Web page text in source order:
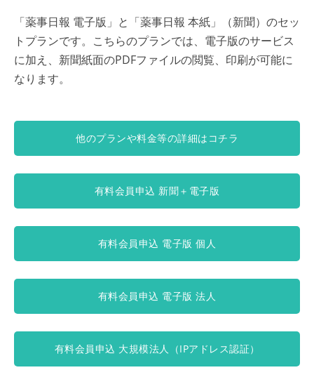
「薬事日報 電子版」と「薬事日報 本紙」（新聞）のセッ
トプランです。こちらのプランでは、電子版のサービス
に加え、新聞紙面のPDFファイルの閲覧、印刷が可能に
なります。
他のプランや料金等の詳細はコチラ
有料会員申込 新聞＋電子版
有料会員申込 電子版 個人
有料会員申込 電子版 法人
有料会員申込 大規模法人（IPアドレス認証）